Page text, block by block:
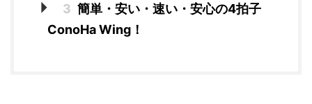
3 簡単・安い・速い・安心の4拍子
ConoHa Wing！